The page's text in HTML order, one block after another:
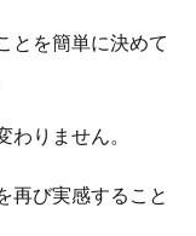
とを簡単に決めて
りません。
再び実感すること